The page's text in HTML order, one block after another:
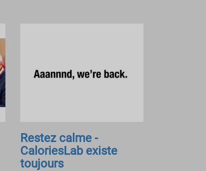
Restez calme -
CaloriesLab existe
toujours